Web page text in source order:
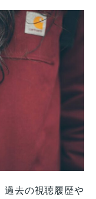
過去の視聴履歴や